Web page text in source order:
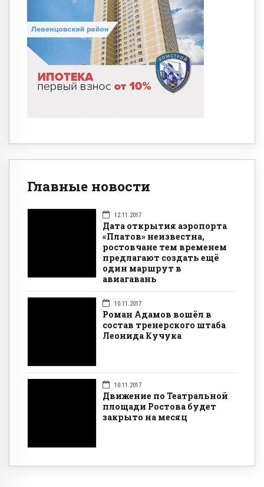
Главные новости
12.11.2017
Дата открытия аэропорта
«Платов» неизвестна,
ростовчане тем временем
предлагают создать ещё
один маршрут в
авиагавань
10.11.2017
Роман Адамов вошёл в
состав тренерского штаба
Леонида Кучука
10.11.2017
Движение по Театральной
площади Ростова будет
закрыто на месяц